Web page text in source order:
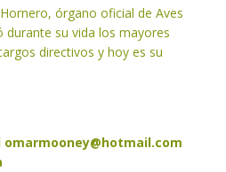
órgano oficial de Aves
durante su vida los mayores
directivos y hoy es su
omarmooney@hotmail.com